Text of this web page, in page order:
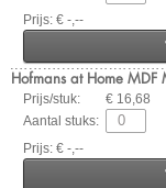
Prijs: € -,--
Hofmans at Home
Prijs/stuk:
€ 16,68
Aantal stuks:
Prijs: € -,--